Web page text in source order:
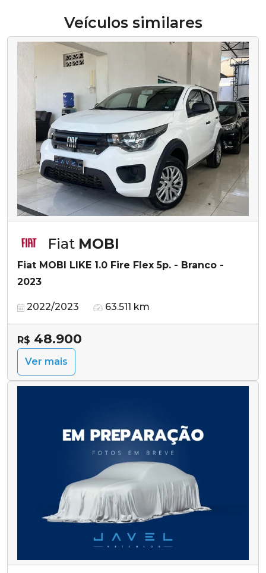
Veículos similares
Fiat MOBI
Fiat MOBI LIKE 1.0 Fire Flex 5p. - Branco -
2023
2022/2023 63.511 km
R$ 48.900
Ver mais